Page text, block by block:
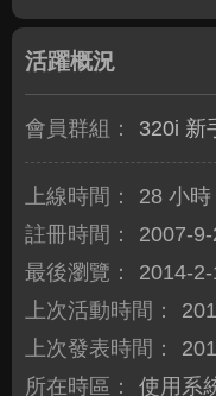
活躍概況
會員群組： 320i 新
上線時間：
28 小時
註冊時間：
2007-
最後瀏覽：
2014-
上次活動時間：
上次發表時間：
所在時區：
使用系